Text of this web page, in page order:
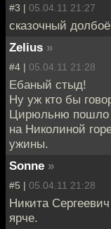
#3 | 05.04.11 21:27
сказочный
Zelius »
#4 | 05.04.11 21:28
Ебаный стыд!
Ну уж кто бы
Цирюльню пошло
на Николиной
ужины.
Sonne »
#5 | 05.04.11 21:28
Никита
ярче.